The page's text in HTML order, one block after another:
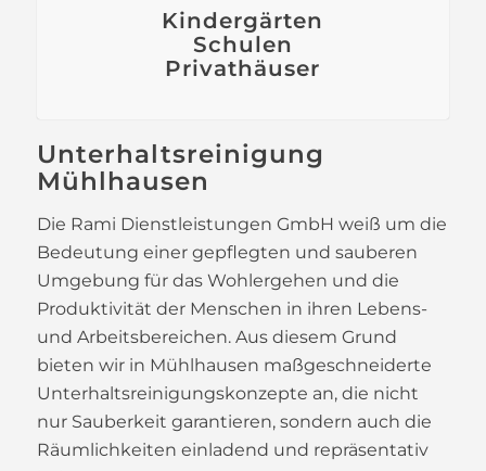
Kindergärten
Schulen
Privathäuser
Unterhaltsreinigung
Mühlhausen
Die Rami Dienstleistungen GmbH weiß um die
Bedeutung einer gepflegten und sauberen
Umgebung für das Wohlergehen und die
Produktivität der Menschen in ihren Lebens-
und Arbeitsbereichen. Aus diesem Grund
bieten wir in Mühlhausen maßgeschneiderte
Unterhaltsreinigungskonzepte an, die nicht
nur Sauberkeit garantieren, sondern auch die
Räumlichkeiten einladend und repräsentativ